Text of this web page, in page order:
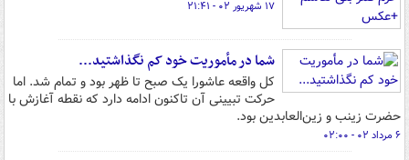
۱۷ شهریور ۰۲ - ۲۱:۴۱
شما در مأموریت خود کم نگذاشتید...
کل واقعه عاشورا یک صبح تا ظهر بود و تمام شد. اما
حرکت تبیینی آن تاکنون ادامه دارد که نقطه آغازش با
حضرت زینب و زین‌العابدین بود.
۶ مرداد ۰۲ - ۰۲:۰۰